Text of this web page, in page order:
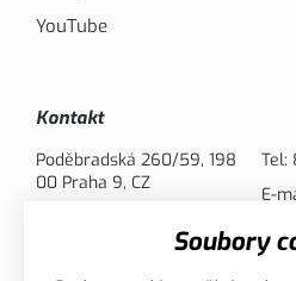
YouTube
Kontakt
Poděbradská 260/59, 198
00 Praha 9, CZ
Tel:
E-
Soubory